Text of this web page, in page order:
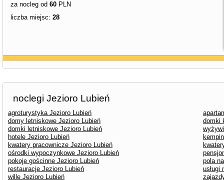
za nocleg od 60 PLN
liczba miejsc: 28
noclegi Jezioro Lubień
agroturystyka Jezioro Lubień
domy letniskowe Jezioro Lubień
domki
domki letniskowe Jezioro Lubień
hotele Jezioro Lubień
kwatery pracownicze Jezioro Lubień
ośrodki wypoczynkowe Jezioro Lubień
pokoje gościnne Jezioro Lubień
pola
restauracje Jezioro Lubień
usługi
wille Jezioro Lubień